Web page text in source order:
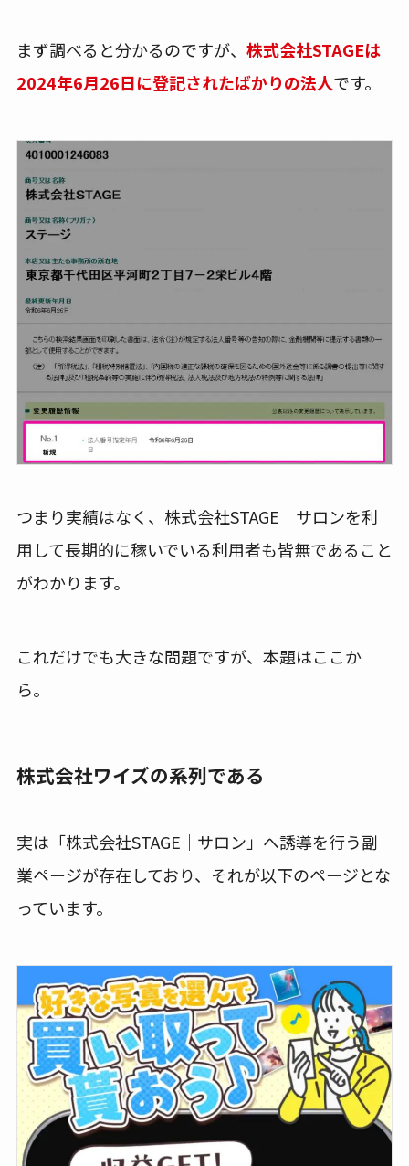
まず調べると分かるのですが、 株式会社STAGEは
2024年6月26日に登記されたばかりの法人です。
つまり実績はなく、株式会社STAGE｜サロンを利
用して長期的に稼いでいる利用者も皆無であること
がわかります。
これだけでも大きな問題ですが、本題はここか
ら。
株式会社ワイズの系列である
実は「株式会社STAGE｜サロン」へ誘導を行う副
業ページが存在しており、それが以下のページとな
っています。